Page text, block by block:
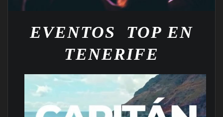
EVENTOS TOP EN
TENERIFE